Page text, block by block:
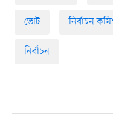
ভোট নির্বাচন
নির্বাচন